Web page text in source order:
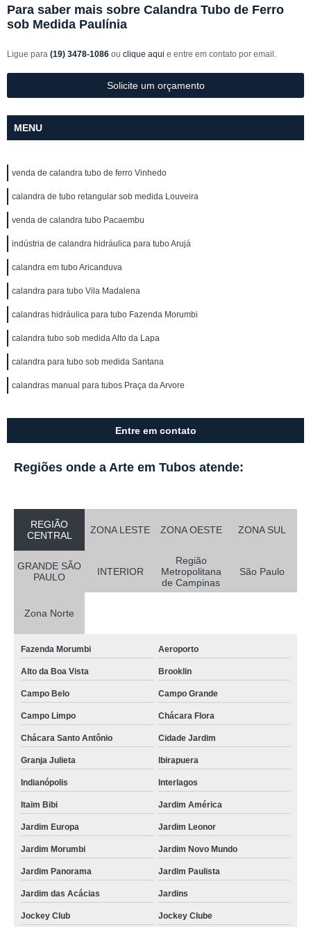
Para saber mais sobre Calandra Tubo de Ferro
sob Medida Paulínia
Ligue para (19) 3478-1086 ou clique aqui e entre em contato por email.
Solicite um orçamento
MENU
venda de calandra tubo de ferro Vinhedo
calandra de tubo retangular sob medida Louveira
venda de calandra tubo Pacaembu
indústria de calandra hidráulica para tubo Arujá
calandra em tubo Aricanduva
calandra para tubo Vila Madalena
calandras hidráulica para tubo Fazenda Morumbi
calandra tubo sob medida Alto da Lapa
calandra para tubo sob medida Santana
calandras manual para tubos Praça da Arvore
Entre em contato
Regiões onde a Arte em Tubos atende:
REGIÃO
CENTRAL
ZONA LESTE ZONA OESTE ZONA SUL
GRANDE SÃO
PAULO
INTERIOR
Região
Metropolitana
de Campinas
São Paulo
Zona Norte
Fazenda Morumbi Aeroporto
Alto da Boa Vista Brooklin
Campo Belo Campo Grande
Campo Limpo Chácara Flora
Chácara Santo Antônio Cidade Jardim
Granja Julieta Ibirapuera
Indianópolis Interlagos
Itaim Bibi Jardim América
Jardim Europa Jardim Leonor
Jardim Morumbi Jardim Novo Mundo
Jardim Panorama Jardim Paulista
Jardim das Acácias Jardins
Jockey Club Jockey Clube